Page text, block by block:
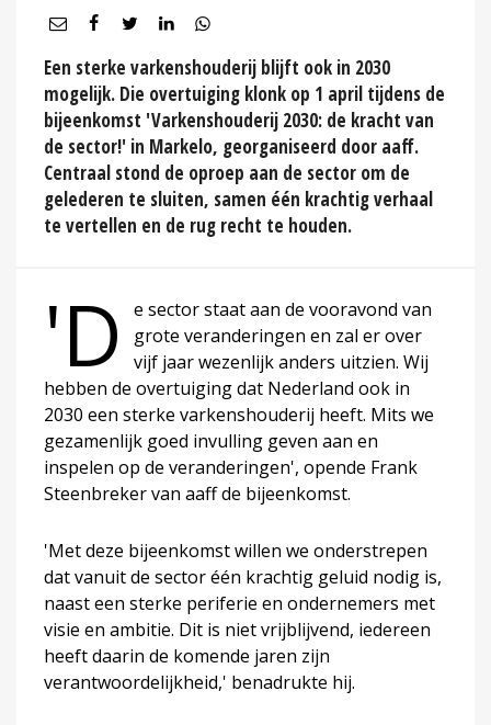
Een sterke varkenshouderij blijft ook in 2030
mogelijk. Die overtuiging klonk op 1 april tijdens de
bijeenkomst 'Varkenshouderij 2030: de kracht van
de sector!' in Markelo, georganiseerd door aaff.
Centraal stond de oproep aan de sector om de
gelederen te sluiten, samen één krachtig verhaal
te vertellen en de rug recht te houden.
'D
e sector staat aan de vooravond van
grote veranderingen en zal er over
vijf jaar wezenlijk anders uitzien. Wij
hebben de overtuiging dat Nederland ook in
2030 een sterke varkenshouderij heeft. Mits we
gezamenlijk goed invulling geven aan en
inspelen op de veranderingen', opende Frank
Steenbreker van aaff de bijeenkomst.
'Met deze bijeenkomst willen we onderstrepen
dat vanuit de sector één krachtig geluid nodig is,
naast een sterke periferie en ondernemers met
visie en ambitie. Dit is niet vrijblijvend, iedereen
heeft daarin de komende jaren zijn
verantwoordelijkheid,' benadrukte hij.